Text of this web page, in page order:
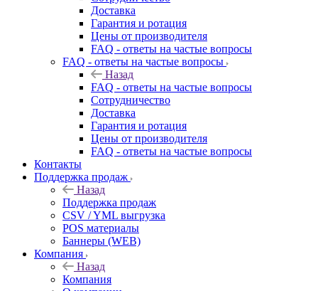
Доставка
Гарантия и ротация
Цены от производителя
FAQ - ответы на частые вопросы
FAQ - ответы на частые вопросы
Назад
FAQ - ответы на частые вопросы
Сотрудничество
Доставка
Гарантия и ротация
Цены от производителя
FAQ - ответы на частые вопросы
Контакты
Поддержка продаж
Назад
Поддержка продаж
CSV / YML выгрузка
POS материалы
Баннеры (WEB)
Компания
Назад
Компания